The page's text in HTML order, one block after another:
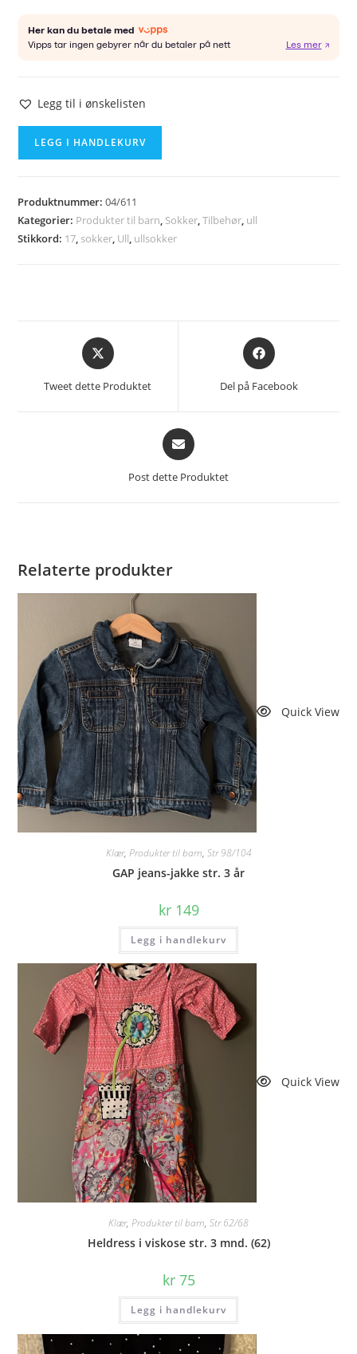
Legg til i ønskelisten
17
antall
LEGG I HANDLEKURV
Produktnummer:04/611
Kategorier: Produkter til barn, Sokker,Tilbehør, ull
Stikkord: 17, sokker, Ull, ullsokker
Åpnes
i
nytt
Tweet dette Produktet
Åpnes
i
et
nytt
Del på Facebook
Åpnes
i
nytt
Post dette Produktet
Relaterte produkter
Quick View
Klær, Produkter til barn, Str 98/104
GAP jeans-jakke str. 3 år
kr149
Legg i handlekurv
Quick View
Klær, Produkter til barn, Str 62/68
Heldress i viskose str. 3 mnd. (62)
kr75
Legg i handlekurv